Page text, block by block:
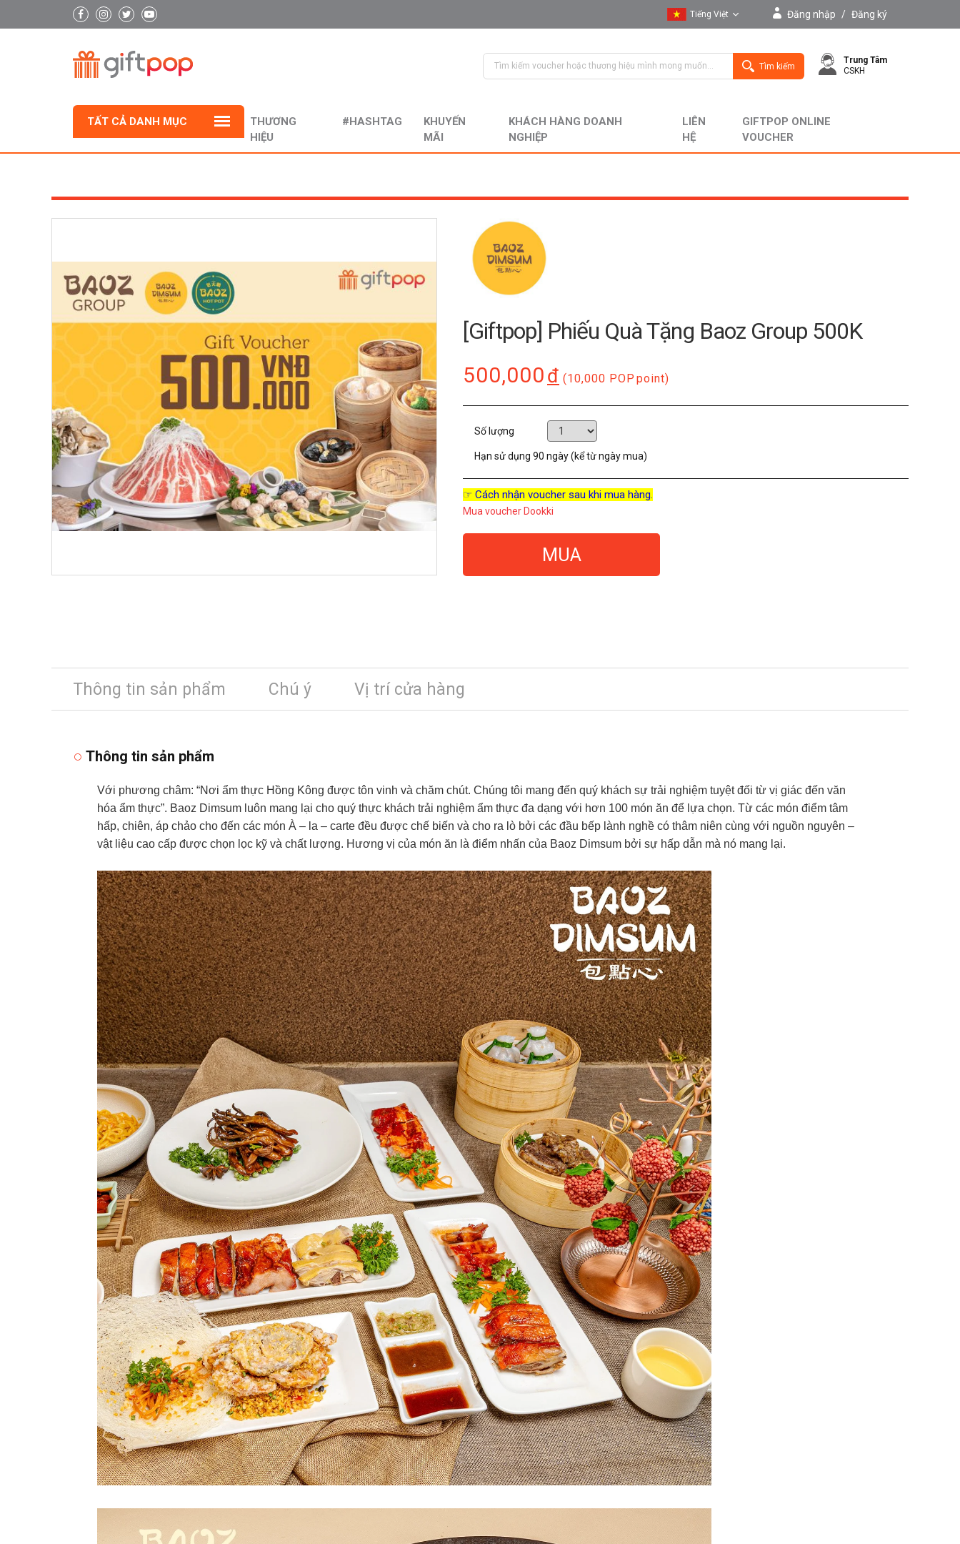
Tiếng Việt
English
Đăng nhập / Đăng ký
Tìm kiếm
Trung Tâm
CSKH
TẤT CẢ DANH MỤC
THƯƠNG
HIỆU
#HASHTAG
KHUYẾN
MÃI
KHÁCH HÀNG DOANH
NGHIỆP
LIÊN
HỆ
GIFTPOP ONLINE
VOUCHER
[Giftpop] Phiếu Quà Tặng Baoz Group 500K
500,000đ (10,000 POP point)
Số lượng
Hạn sử dụng 90 ngày (kể từ ngày mua)
☞ Cách nhận voucher sau khi mua hàng.
Mua voucher Dookki
MUA
Thông tin sản phẩm Chú ý Vị trí cửa hàng
Thông tin sản phẩm
Với phương châm: “Nơi ẩm thực Hồng Kông được tôn vinh và chăm chút. Chúng tôi mang đến quý khách sự trải nghiệm tuyệt đối từ vị giác đến văn
hóa ẩm thực”. Baoz Dimsum luôn mang lại cho quý thực khách trải nghiệm ẩm thực đa dạng với hơn 100 món ăn để lựa chọn. Từ các món điểm tâm
hấp, chiên, áp chảo cho đến các món À – la – carte đều được chế biến và cho ra lò bởi các đầu bếp lành nghề có thâm niên cùng với nguồn nguyên –
vật liệu cao cấp được chọn lọc kỹ và chất lượng. Hương vị của món ăn là điểm nhấn của Baoz Dimsum bởi sự hấp dẫn mà nó mang lại.